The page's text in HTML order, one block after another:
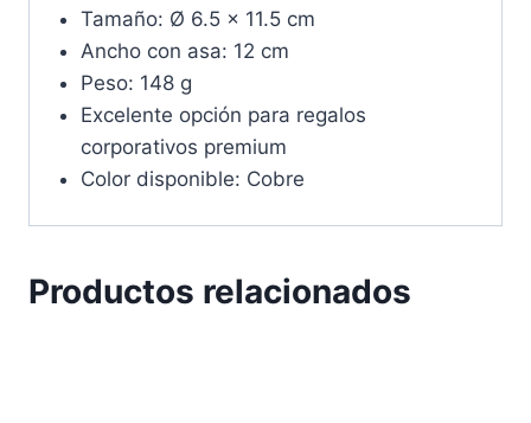
Tamaño: Ø 6.5 x 11.5 cm
Ancho con asa: 12 cm
Peso: 148 g
Excelente opción para regalos
corporativos premium
Color disponible: Cobre
Productos relacionados